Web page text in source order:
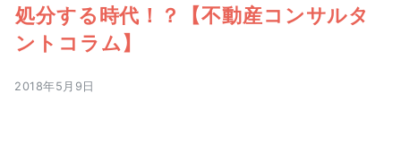
処分する時代！？【不動産コンサルタ
ントコラム】
2018年5月9日